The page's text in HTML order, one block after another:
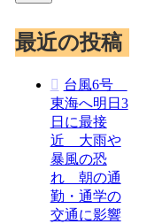
最近の投稿
台風6号
東海へ明日3
日に最接
近 大雨や
暴風の恐
れ 朝の通
勤・通学の
交通に影響